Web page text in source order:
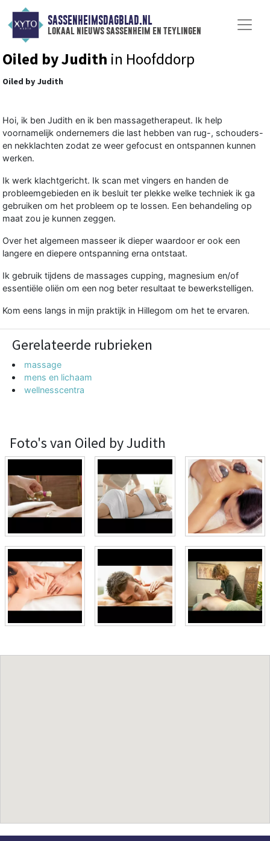
SASSENHEIMSDAGBLAD.NL
lokaal nieuws sassenheim en teylingen
Oiled by Judith in Hoofddorp
Oiled by Judith
Hoi, ik ben Judith en ik ben massagetherapeut. Ik help
voornamelijk ondernemers die last hebben van rug-, schouders-
en nekklachten zodat ze weer gefocust en ontspannen kunnen
werken.
Ik werk klachtgericht. Ik scan met vingers en handen de
probleemgebieden en ik besluit ter plekke welke techniek ik ga
gebruiken om het probleem op te lossen. Een behandeling op
maat zou je kunnen zeggen.
Over het algemeen masseer ik dieper waardoor er ook een
langere en diepere ontspanning erna ontstaat.
Ik gebruik tijdens de massages cupping, magnesium en/of
essentiële oliën om een nog beter resultaat te bewerkstelligen.
Kom eens langs in mijn praktijk in Hillegom om het te ervaren.
Gerelateerde rubrieken
massage
mens en lichaam
wellnesscentra
Foto's van Oiled by Judith